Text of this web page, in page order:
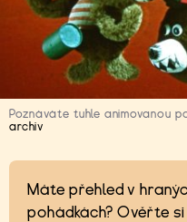
Poznáváte tuhle animovanou
archiv
Máte přehled v
pohádkách? Ověřte si